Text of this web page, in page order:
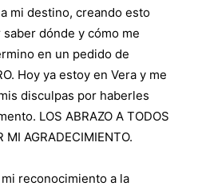
mi destino, creando esto
dónde y cómo me
en un pedido de
Hoy ya estoy en Vera y me
disculpas por haberles
LOS ABRAZO A TODOS
MI AGRADECIMIENTO.
reconocimiento a la